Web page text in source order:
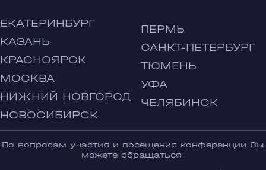
ЕКАТЕРИНБУРГ
КАЗАНЬ
КРАСНОЯРСК
МОСКВА
НИЖНИЙ НОВГОРОД
НОВОСИБИРСК
ПЕРМЬ
САНКТ-ПЕТЕРБУРГ
ТЮМЕНЬ
УФА
ЧЕЛЯБИНСК
По вопросам участия и посещения конференции Вы
можете обращаться: